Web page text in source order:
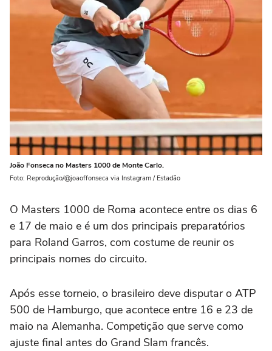
João Fonseca no Masters 1000 de Monte Carlo.
Foto: Reprodução/@joaoffonseca via Instagram / Estadão
O Masters 1000 de Roma acontece entre os dias 6
e 17 de maio e é um dos principais preparatórios
para Roland Garros, com costume de reunir os
principais nomes do circuito.
Após esse torneio, o brasileiro deve disputar o ATP
500 de Hamburgo, que acontece entre 16 e 23 de
maio na Alemanha. Competição que serve como
ajuste final antes do Grand Slam francês.